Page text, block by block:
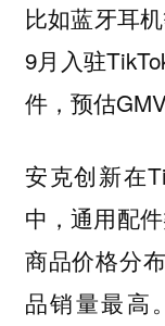
比如蓝牙耳
9月入驻
件，预估
安克创新在
中，通用配
商品价格分
品销量最高